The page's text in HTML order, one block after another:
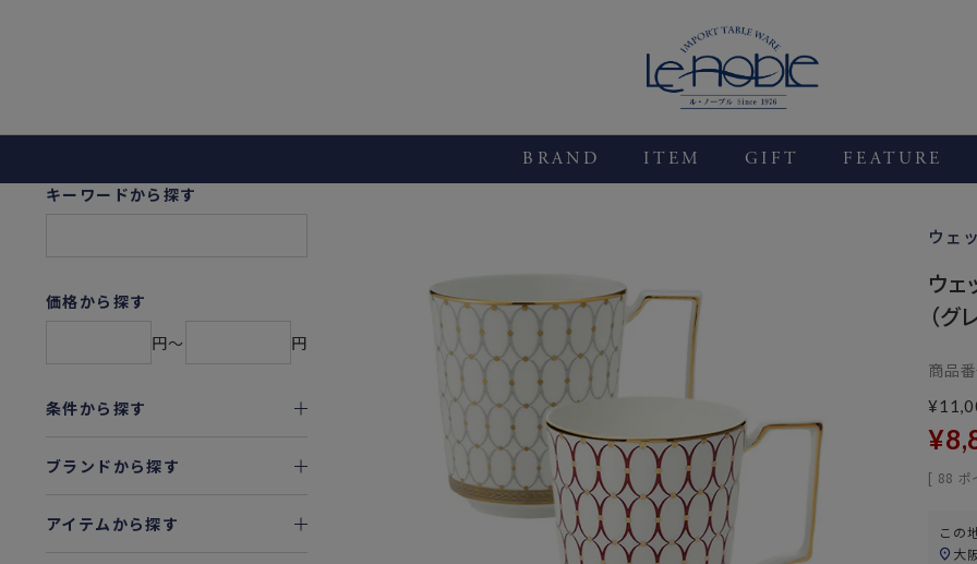
BRAND ITEM GIFT FEATURE
キーワードから探す
価格から探す
円〜
円
条件から探す
ブランドから探す
アイテムから探す
ウェ
ウ
（
商品
¥
¥
[ 88 ポ
この
大